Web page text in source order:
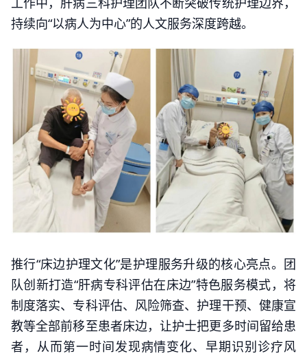
持续向“以病人为中心”的人文服务深度跨越。
推行“床边护理文化”是护理服务升级的核心亮点。团
队创新打造“肝病专科评估在床边”特色服务模式，将
制度落实、专科评估、风险筛查、护理干预、健康宣
教等全部前移至患者床边，让护士把更多时间留给患
者，从而第一时间发现病情变化、早期识别诊疗风